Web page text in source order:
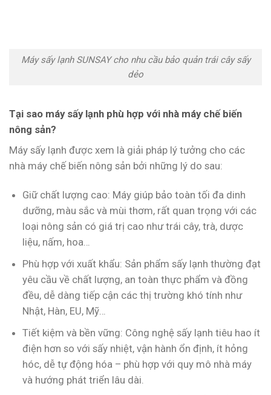
Máy sấy lạnh SUNSAY cho nhu cầu bảo quản trái cây sấy
dẻo
Tại sao máy sấy lạnh phù hợp với nhà máy chế biến
nông sản?
Máy sấy lạnh được xem là giải pháp lý tưởng cho các
nhà máy chế biến nông sản bởi những lý do sau:
Giữ chất lượng cao: Máy giúp bảo toàn tối đa dinh
dưỡng, màu sắc và mùi thơm, rất quan trọng với các
loại nông sản có giá trị cao như trái cây, trà, dược
liệu, nấm, hoa…
Phù hợp với xuất khẩu: Sản phẩm sấy lạnh thường đạt
yêu cầu về chất lượng, an toàn thực phẩm và đồng
đều, dễ dàng tiếp cận các thị trường khó tính như
Nhật, Hàn, EU, Mỹ…
Tiết kiệm và bền vững: Công nghệ sấy lạnh tiêu hao ít
điện hơn so với sấy nhiệt, vận hành ổn định, ít hỏng
hóc, dễ tự động hóa – phù hợp với quy mô nhà máy
và hướng phát triển lâu dài.